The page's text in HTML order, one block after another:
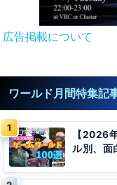
広告掲載について
ワールド月間特集記
【2026
ル別、面